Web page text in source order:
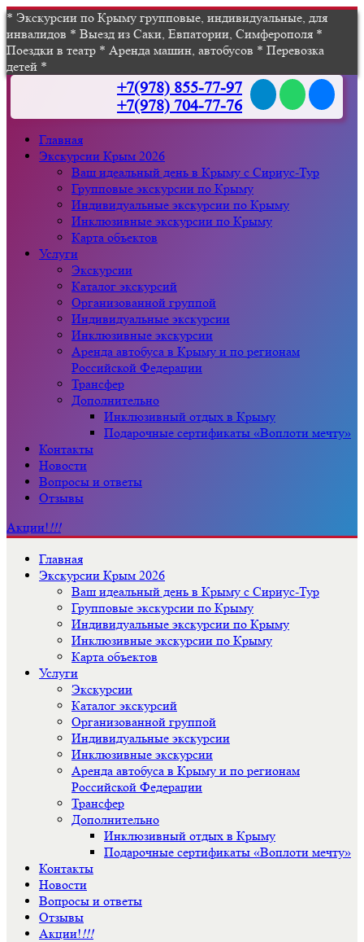
* Экскурсии по Крыму групповые, индивидуальные, для
инвалидов * Выезд из Саки, Евпатории, Симферополя *
Поездки в театр * Аренда машин, автобусов * Перевозка
детей *
+7(978) 855-77-97
+7(978) 704-77-76
Главная
Экскурсии Крым 2026
Ваш идеальный день в Крыму с Сириус-Тур
Групповые экскурсии по Крыму
Индивидуальные экскурсии по Крыму
Инклюзивные экскурсии по Крыму
Карта объектов
Услуги
Экскурсии
Каталог экскурсий
Организованной группой
Индивидуальные экскурсии
Инклюзивные экскурсии
Аренда автобуса в Крыму и по регионам
Российской Федерации
Трансфер
Дополнительно
Инклюзивный отдых в Крыму
Подарочные сертификаты «Воплоти мечту»
Контакты
Новости
Вопросы и ответы
Отзывы
Акции!!!!
Главная
Экскурсии Крым 2026
Ваш идеальный день в Крыму с Сириус-Тур
Групповые экскурсии по Крыму
Индивидуальные экскурсии по Крыму
Инклюзивные экскурсии по Крыму
Карта объектов
Услуги
Экскурсии
Каталог экскурсий
Организованной группой
Индивидуальные экскурсии
Инклюзивные экскурсии
Аренда автобуса в Крыму и по регионам
Российской Федерации
Трансфер
Дополнительно
Инклюзивный отдых в Крыму
Подарочные сертификаты «Воплоти мечту»
Контакты
Новости
Вопросы и ответы
Отзывы
Акции!!!!